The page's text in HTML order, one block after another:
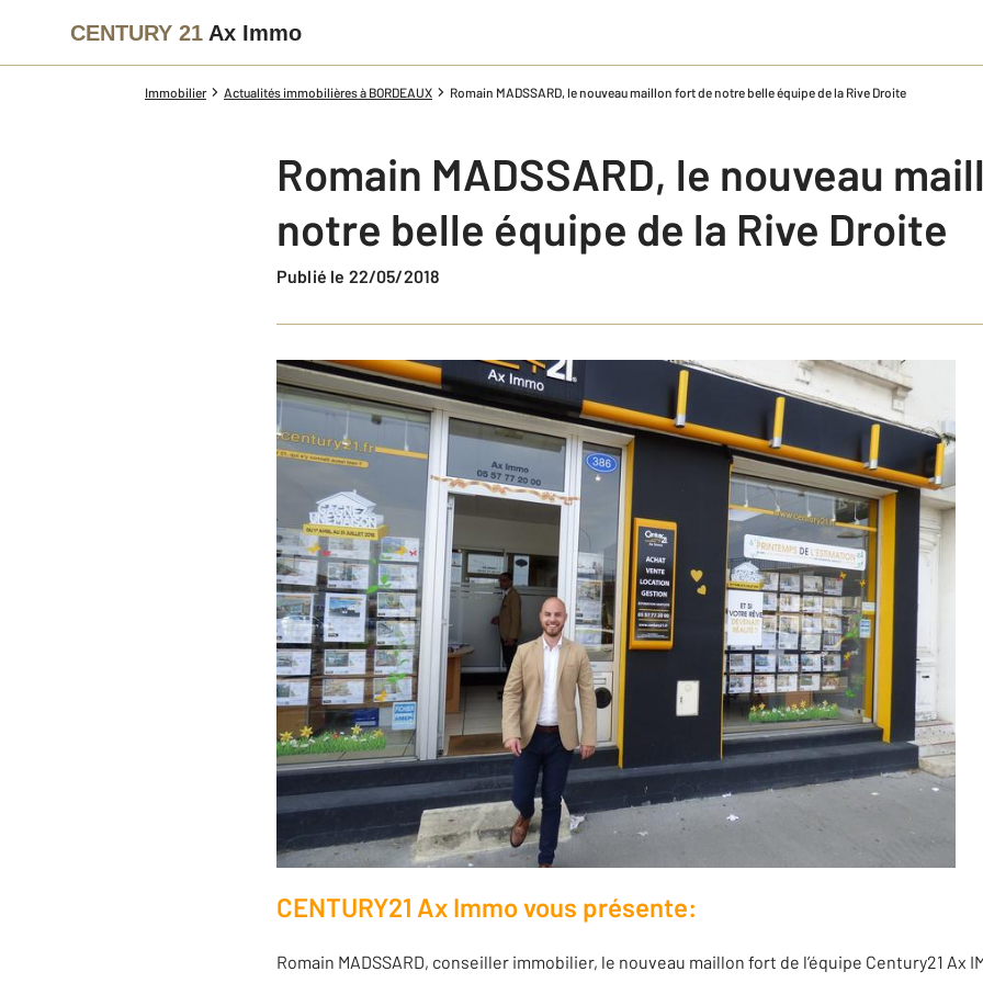
CENTURY 21 Ax Immo
Immobilier Actualités immobilières à BORDEAUX Romain MADSSARD, le nouveau maillon fort de notre belle équipe de la Rive Droite
Romain MADSSARD, le nouveau
notre belle équipe de la Rive Droite
Publié le 22/05/2018
CENTURY21 Ax Immo vous présente:
Romain MADSSARD, conseiller immobilier, le nouveau maillon fort de l’équipe Century21 Ax